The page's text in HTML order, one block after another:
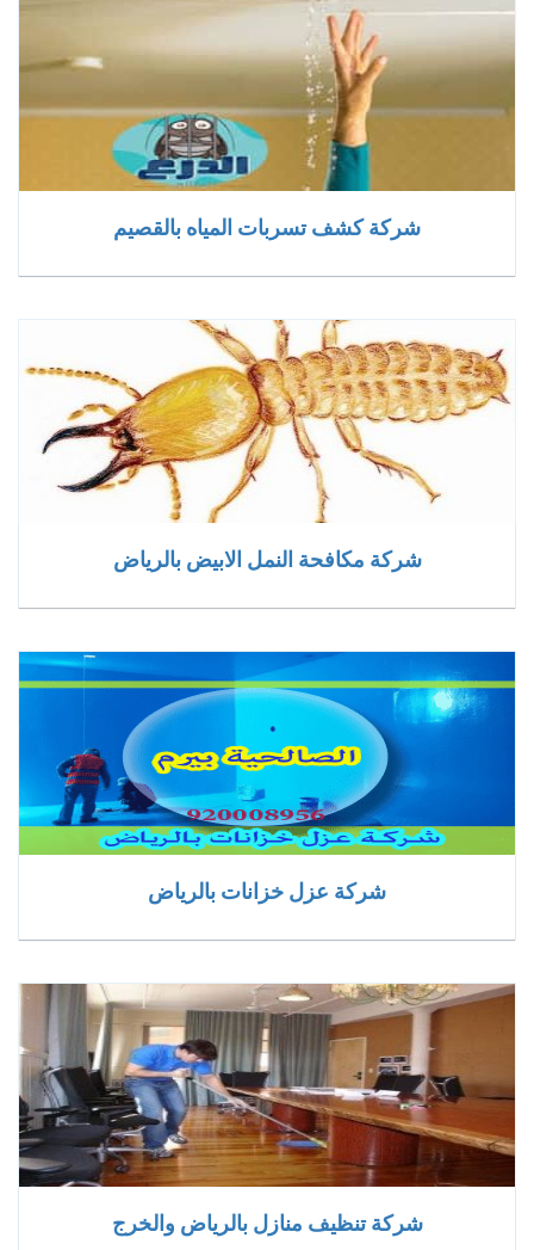
شركة كشف تسربات المياه بالقصيم
شركة مكافحة النمل الابيض بالرياض
شركة عزل خزانات بالرياض
شركة تنظيف منازل بالرياض والخرج